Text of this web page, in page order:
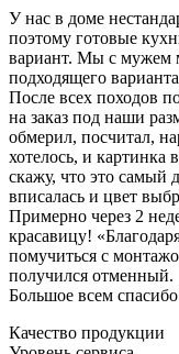
У нас в доме
поэтому готовые
вариант. Мы с мужем
подходящего
После всех походов
на заказ под наши
обмерил, посчитал,
хотелось, и картинка
скажу, что это самый
вписалась и цвет
Примерно через 2
красавицу!
помучиться с
получился отменный.
Большое всем
Качество продукции